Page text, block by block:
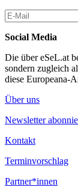
Social Media
Die über eSeL.at
sondern zugleich
diese Europeana-
Über uns
Newsletter
Kontakt
Terminvorschlag
Partner*innen